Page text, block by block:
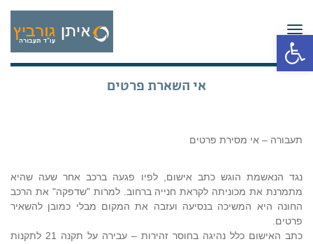
פתח סרגל נגישות
תפריט
אי השארת פרטים
תעבורה – אי מסירת פרטים
נגד הנאשמת הוגש כתב אישום, לפיו פגעה ברכב אחר שעה שהיא
מתמרנת את מכוניתה לקראת חנייה ברחוב. למרות "שדפקה" את הרכב
החונה היא המשיכה בנסיעה ועזבה את המקום מבלי כמובן להשאיר
פרטים.
כתב האישום כלל נהיגה בחוסר זהירות – עבירה על תקנה 21 לתקנות